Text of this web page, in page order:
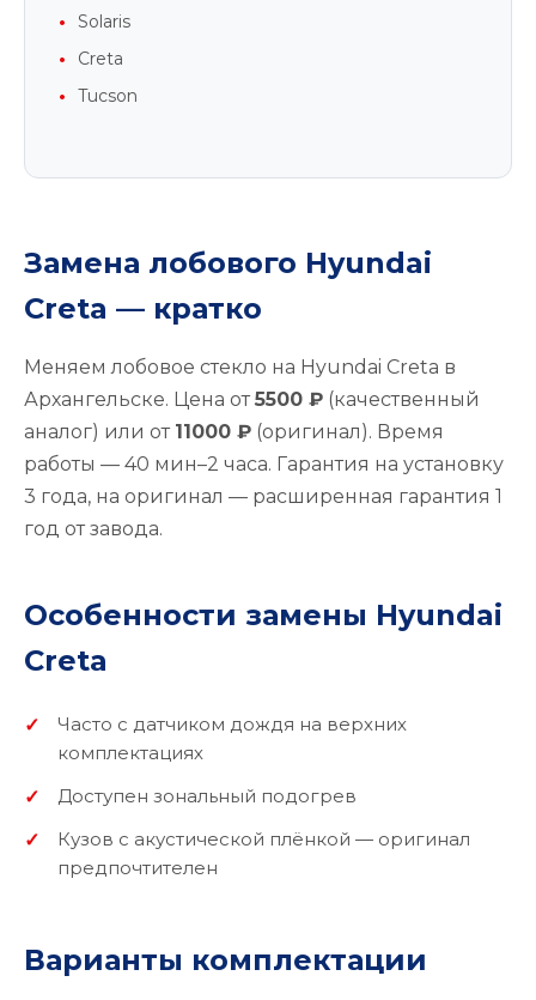
Замена лобового Hyundai
Creta — кратко
Меняем лобовое стекло на Hyundai Creta в
Архангельске. Цена от5500 ₽ (качественный
аналог) или от 11000 ₽ (оригинал). Время
работы — 40 мин–2 часа. Гарантия на установку
3 года, на оригинал — расширенная гарантия 1
год от завода.
Особенности замены Hyundai
Creta
Часто с датчиком дождя на верхних
комплектациях
Доступен зональный подогрев
Кузов с акустической плёнкой — оригинал
предпочтителен
Варианты комплектации
Solaris
Creta
Tucson